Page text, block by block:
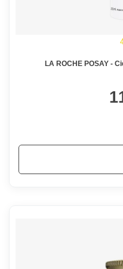
LA ROCHE POSAY -